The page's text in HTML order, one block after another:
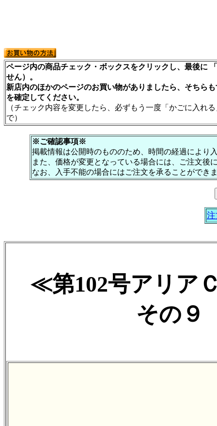
ページ内の商品チェック・ボックスをクリックし、最後に
せん）。
新店内のほかのページのお買い物がありましたら、そちら
を確定してください。
（チェック内容を変更したら、必ずもう一度「かごに入れ
で）
※ご確認事項※
掲載情報は公開時のもののため、時間の経過により
また、価格が変更となっている場合には、ご注文後
なお、入手不能の場合にはご注文を承ることができ
≪第102号アリア
その９